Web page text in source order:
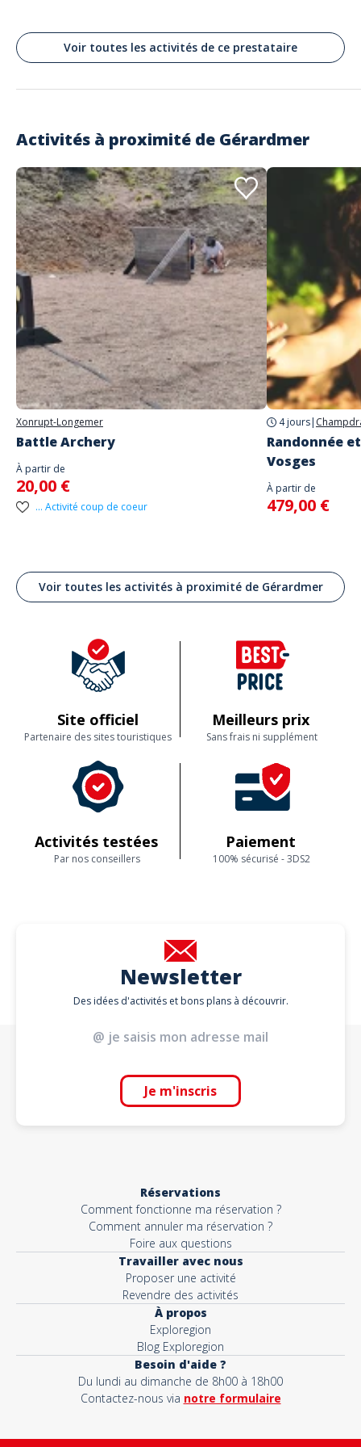
Voir toutes les activités de ce prestataire
Activités à proximité de Gérardmer
Xonrupt-Longemer
Battle Archery
À partir de
20,00 €
... Activité coup de coeur
4 jours|
Randonnée
Vosges
À partir de
479,00 €
Voir toutes les activités à proximité de Gérardmer
Site officiel
Partenaire des sites touristiques
Meilleurs prix
Sans frais ni supplément
Activités testées
Par nos conseillers
Paiement
100% sécurisé - 3DS2
Newsletter
Des idées d'activités et bons plans à découvrir.
Je m'inscris
Réservations
Comment fonctionne ma réservation ?
Comment annuler ma réservation ?
Foire aux questions
Travailler avec nous
Proposer une activité
Revendre des activités
À propos
Exploregion
Blog Exploregion
Besoin d'aide ?
Du lundi au dimanche de 8h00 à 18h00
Contactez-nous via notre formulaire